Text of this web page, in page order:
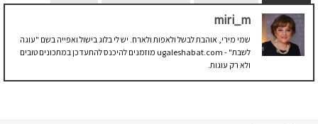
miri_m
שמי מירי, אוהבת לבשל ולאפות ולארח. יש לי בלוג בישול ואפייה בשם "עוגה
לשבת" - ugaleshabat.com מוזמנים להיכנס להתעדכן במתכונים טובים
ולא רק עוגות.